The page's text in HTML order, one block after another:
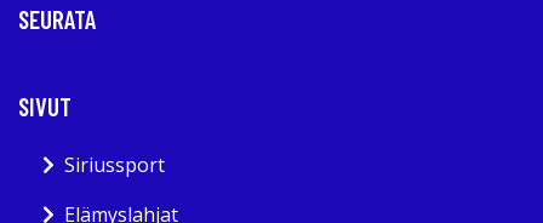
SEURATA
SIVUT
Siriussport
Elämyslahjat